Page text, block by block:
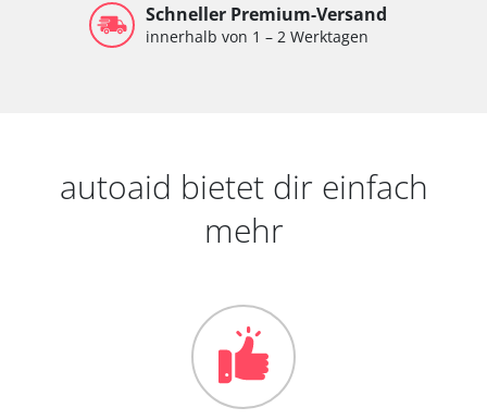
Schneller Premium-Versand
innerhalb von 1 – 2 Werktagen
autoaid bietet dir einfach
mehr